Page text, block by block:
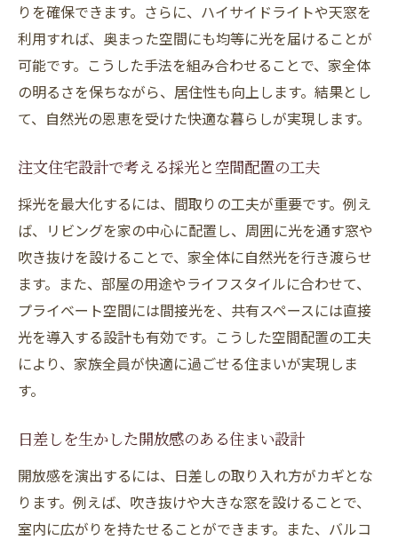
注文住宅なら自然日光の力を活かせる
注文住宅で自然日光を最大限に活用するコ
ツ
設計自由度が高い注文住宅の採光メリット
ト
自然日光による室内環境の質向上を目指す
注文住宅設計でできる日照調整の具体例
光を生かした快適な注文住宅の実現方法
夏冬で変わる日差しを味方にする家づくり
注文住宅設計で考える季節ごとの日差し対
策
夏は遮り冬は取り込む自然光の使い方
注文住宅で実践できるパッシブデザインの
季節に応じた快適な住まいをつくる採光術
自然日光を四季に合わせて活用する家づく
りを確保できます。さらに、ハイサイドライトや天窓を
利用すれば、奥まった空間にも均等に光を届けることが
可能です。こうした手法を組み合わせることで、家全体
の明るさを保ちながら、居住性も向上します。結果とし
て、自然光の恩恵を受けた快適な暮らしが実現します。
注文住宅設計で考える採光と空間配置の工夫
採光を最大化するには、間取りの工夫が重要です。例え
ば、リビングを家の中心に配置し、周囲に光を通す窓や
吹き抜けを設けることで、家全体に自然光を行き渡らせ
ます。また、部屋の用途やライフスタイルに合わせて、
プライベート空間には間接光を、共有スペースには直接
光を導入する設計も有効です。こうした空間配置の工夫
により、家族全員が快適に過ごせる住まいが実現しま
す。
日差しを生かした開放感のある住まい設計
開放感を演出するには、日差しの取り入れ方がカギとな
ります。例えば、吹き抜けや大きな窓を設けることで、
室内に広がりを持たせることができます。また、バルコ